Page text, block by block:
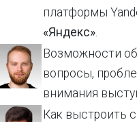
платформы
«Яндекс».
Возможности
вопросы,
внимания
Как выстроить